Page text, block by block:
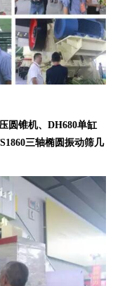
圆锥机、DH680单缸
三轴椭圆振动筛几